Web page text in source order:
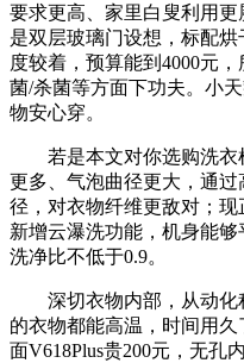
要求更高、家里白叟利用
是双层玻璃门设想，标配
度较着，预算能到4000元
菌/杀菌等方面下功夫。小
物安心穿。
若是本文对你选购洗衣
更多、气泡曲径更大，通过
径，对衣物纤维更敌对；现
新增云瀑洗功能，机身能够
洗净比不低于0.9。
深切衣物内部，从动化
的衣物都能高温，时间用
面V618Plus贵200元，无孔